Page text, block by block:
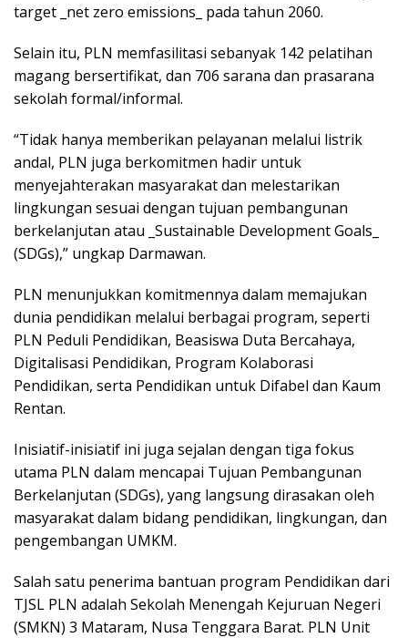
target _net zero emissions_ pada tahun 2060.
Selain itu, PLN memfasilitasi sebanyak 142 pelatihan
magang bersertifikat, dan 706 sarana dan prasarana
sekolah formal/informal.
“Tidak hanya memberikan pelayanan melalui listrik
andal, PLN juga berkomitmen hadir untuk
menyejahterakan masyarakat dan melestarikan
lingkungan sesuai dengan tujuan pembangunan
berkelanjutan atau _Sustainable Development Goals_
(SDGs),” ungkap Darmawan.
PLN menunjukkan komitmennya dalam memajukan
dunia pendidikan melalui berbagai program, seperti
PLN Peduli Pendidikan, Beasiswa Duta Bercahaya,
Digitalisasi Pendidikan, Program Kolaborasi
Pendidikan, serta Pendidikan untuk Difabel dan Kaum
Rentan.
Inisiatif-inisiatif ini juga sejalan dengan tiga fokus
utama PLN dalam mencapai Tujuan Pembangunan
Berkelanjutan (SDGs), yang langsung dirasakan oleh
masyarakat dalam bidang pendidikan, lingkungan, dan
pengembangan UMKM.
Salah satu penerima bantuan program Pendidikan dari
TJSL PLN adalah Sekolah Menengah Kejuruan Negeri
(SMKN) 3 Mataram, Nusa Tenggara Barat. PLN Unit